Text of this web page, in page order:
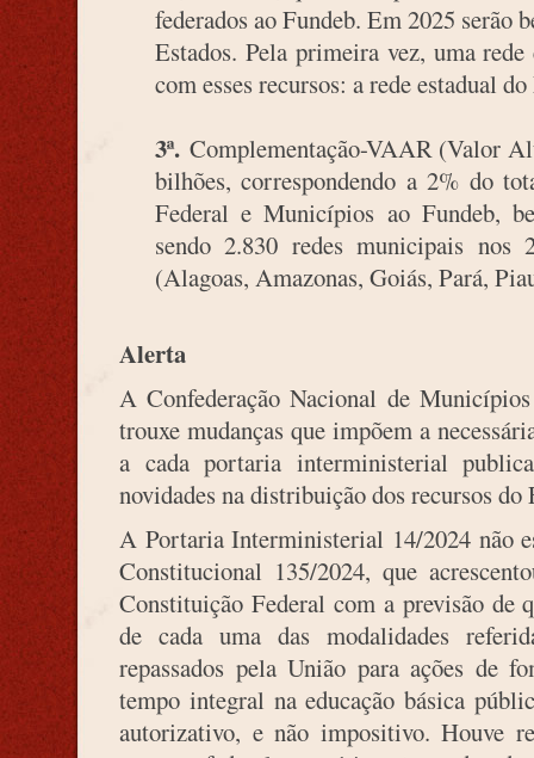
federados ao Fundeb. Em 2025
Estados. Pela primeira vez, uma
com esses recursos: a rede estadual
3ª. Complementação-VAAR (Valor
bilhões, correspondendo a 2% do
Federal e Municípios ao Fundeb,
sendo 2.830 redes municipais nos
(Alagoas, Amazonas, Goiás, Pará,
Alerta
A Confederação Nacional de
trouxe mudanças que impõem a
a cada portaria interministerial
novidades na distribuição dos recursos
A Portaria Interministerial 14/2024 não
Constitucional 135/2024, que
Constituição Federal com a previsão de
de cada uma das modalidades
repassados pela União para ações de
tempo integral na educação básica
autorizativo, e não impositivo. Houve